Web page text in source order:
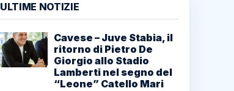
ULTIME NOTIZIE
Cavese – Juve Stabia, il
ritorno di Pietro De
Giorgio allo Stadio
Lamberti nel segno del
“Leone” Catello Mari